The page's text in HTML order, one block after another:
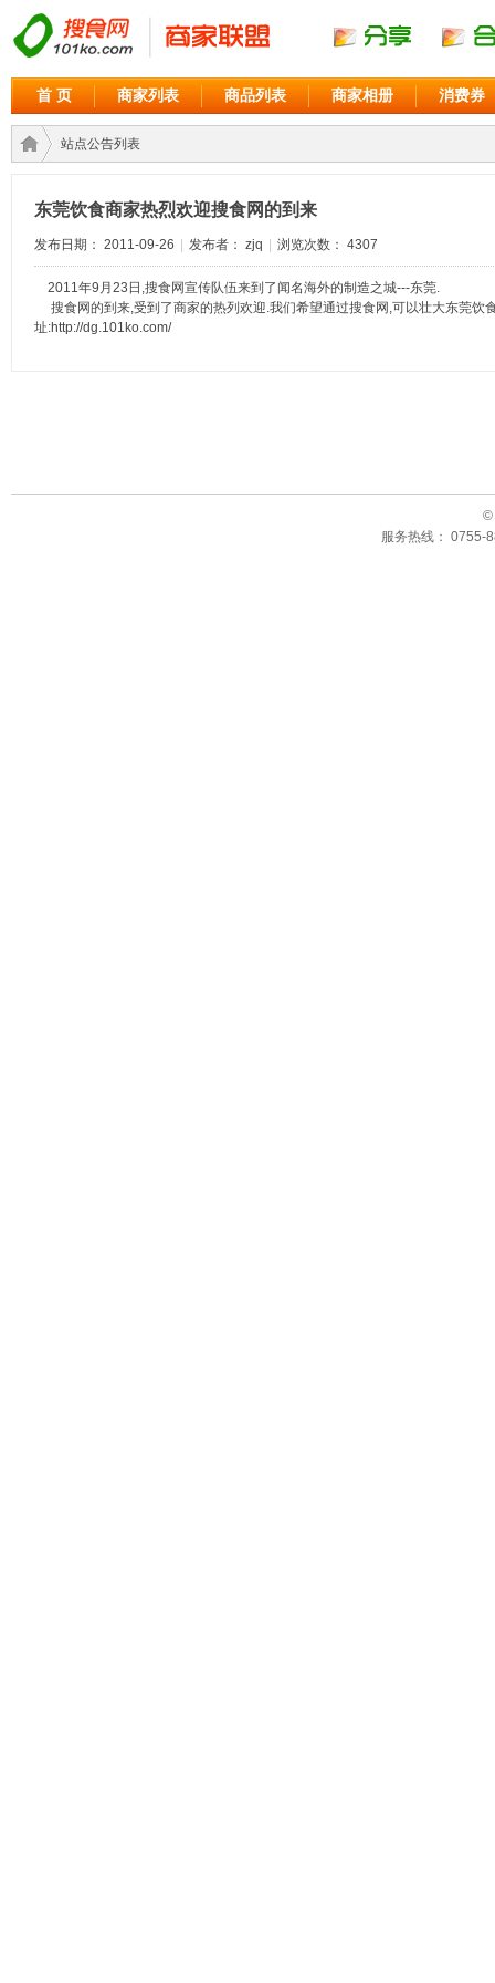
首 页 商家列表 商品列表 商家相册 消费券
商家›
站点公告列表
东莞饮食商家热烈欢迎搜食网的到来
发布日期： 2011-09-26 发布者： zjq 浏览次数： 4307
2011年9月23日,搜食网宣传队伍来到了闻名海外的制造之城---东莞.
搜食网的到来,受到了商家的热列欢迎.我们希望通过搜食网,可以壮大东莞饮
址:http://dg.101ko.com/
©
服务热线： 0755-